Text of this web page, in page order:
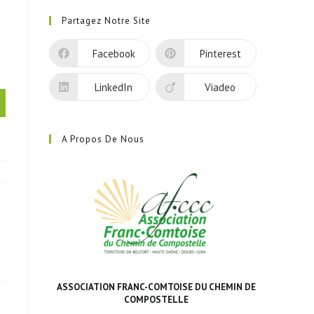
un
nouvel
Partagez Notre Site
Facebook Pinterest
LinkedIn Viadeo
A Propos De Nous
ASSOCIATION FRANC-COMTOISE DU CHEMIN DE
COMPOSTELLE